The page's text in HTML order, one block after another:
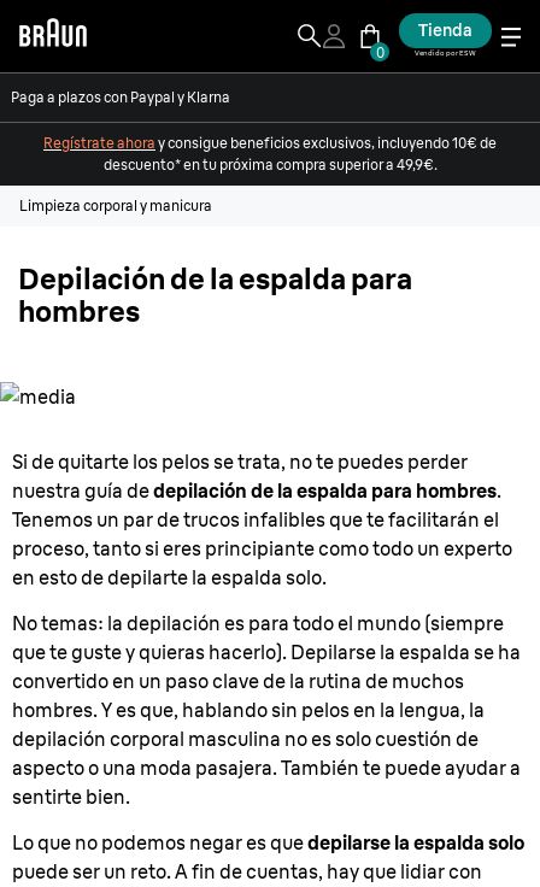
0
Tienda
Vendido por ESW
Paga a plazos con Paypal y Klarna
Regístrate ahora y consigue beneficios exclusivos, incluyendo 10€ de
descuento* en tu próxima compra superior a 49,9€.
Limpieza corporal y manicura
Depilación de la espalda para
hombres
Si de quitarte los pelos se trata, no te puedes perder
nuestra guía dedepilación de la espalda para hombres.
Tenemos un par de trucos infalibles que te facilitarán el
proceso, tanto si eres principiante como todo un experto
en esto de depilarte la espalda solo.
No temas: la depilación es para todo el mundo (siempre
que te guste y quieras hacerlo). Depilarse la espalda se ha
convertido en un paso clave de la rutina de muchos
hombres. Y es que, hablando sin pelos en la lengua, la
depilación corporal masculina no es solo cuestión de
aspecto o una moda pasajera. También te puede ayudar a
sentirte bien.
Lo que no podemos negar es quedepilarse la espalda solo
puede ser un reto. A fin de cuentas, hay que lidiar con